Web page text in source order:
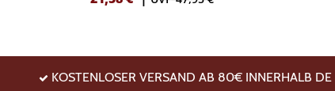
KOSTENLOSER VERSAND AB 80€ INNERHALB DE